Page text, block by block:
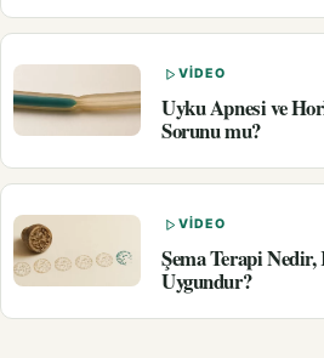
VIDEO
Uyku Apnesi ve
Sorunu mu?
VIDEO
Şema Terapi
Uygundur?